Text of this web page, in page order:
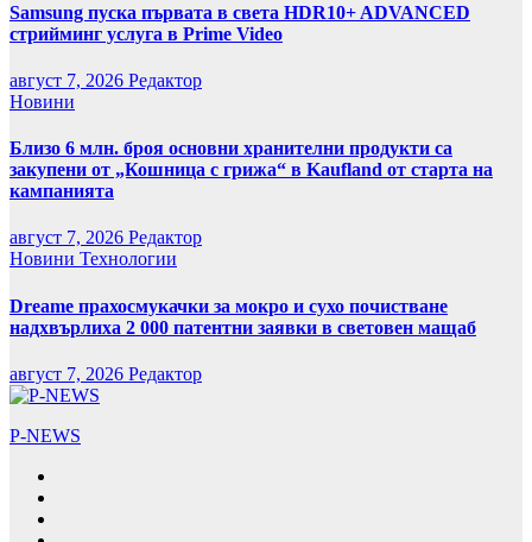
Samsung пуска първата в света HDR10+ ADVANCED
стрийминг услуга в Prime Video
август 7, 2026 Редактор
Новини
Близо 6 млн. броя основни хранителни продукти са
закупени от „Кошница с грижа“ в Kaufland от старта на
кампанията
август 7, 2026 Редактор
Новини Технологии
Dreame прахосмукачки за мокро и сухо почистване
надхвърлиха 2 000 патентни заявки в световен мащаб
август 7, 2026 Редактор
P-NEWS